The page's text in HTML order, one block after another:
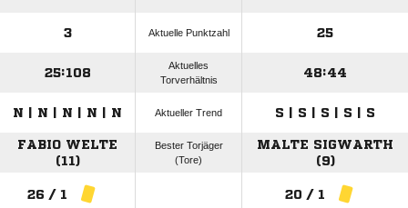
3 Aktuelle Punktzahl 25
25:108
Aktuelles
Torverhältnis
48:44
N | N | N | N | N Aktueller Trend S | S | S | S | S
FABIO WELTE
(11)
Bester Torjäger
(Tore)
MALTE SIGWARTH
(9)
26 / 1 20 / 1